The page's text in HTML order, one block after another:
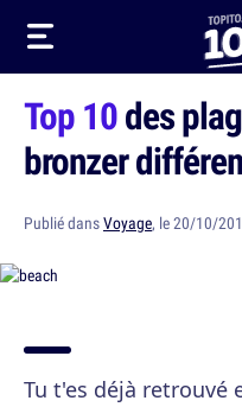
Top 10des
bronzer
Publié dansVoyage, le 20/10/
Tu t'es déjà retrouvé